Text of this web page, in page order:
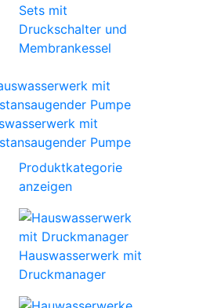
Sets mit
Druckschalter und
Membrankessel
mit
Pumpe
Produktkategorie
anzeigen
Hauswasserwerk mit
Druckmanager